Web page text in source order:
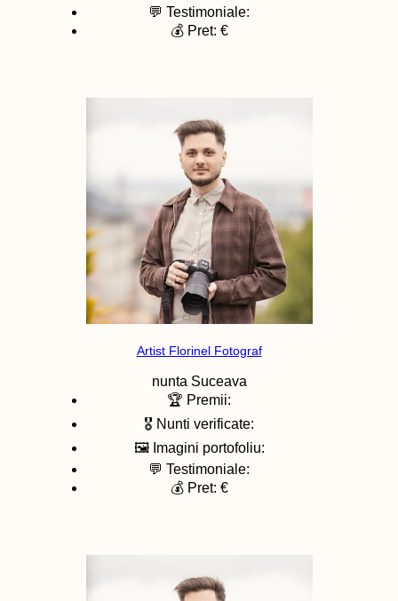
💬 Testimoniale:
💰 Pret: €
Artist Florinel Fotograf
nunta Suceava
🏆 Premii:
🎖️ Nunti verificate:
🖼️ Imagini portofoliu:
💬 Testimoniale:
💰 Pret: €